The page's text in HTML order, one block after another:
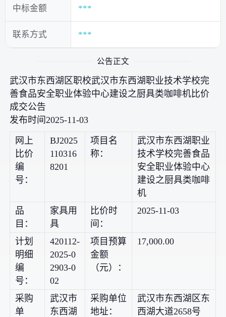
中标金额 ***
联系方式 ***
公告正文
武汉市东西湖区职校武汉市东西湖职业技术学校完
善食品安全职业体验中心建设之厨具类咖啡机比价
成交公告
发布时间2025-11-03
网上
比价
编
号：
BJ2025
110316
8201
项目名
称：
武汉市东西湖职业
技术学校完善食品
安全职业体验中心
建设之厨具类咖啡
机
品
目：
家具用
具
比价时
间：
2025-11-03
计划
明细
编
号：
420112-
2025-0
2903-0
02
项目预算
金额
（元）：
17,000.00
采购
单
武汉市
东西湖
采购单位
地址：
武汉市东西湖区东
西湖大道2658号